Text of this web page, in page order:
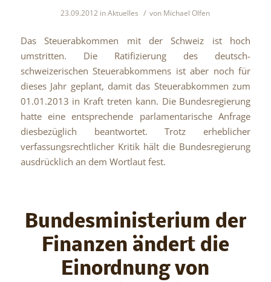
23.09.2012 inAktuelles / von Michael Olfen
Das Steuerabkommen mit der Schweiz ist hoch
umstritten. Die Ratifizierung des deutsch-
schweizerischen Steuerabkommens ist aber noch für
dieses Jahr geplant, damit das Steuerabkommen zum
01.01.2013 in Kraft treten kann. Die Bundesregierung
hatte eine entsprechende parlamentarische Anfrage
diesbezüglich beantwortet. Trotz erheblicher
verfassungsrechtlicher Kritik hält die Bundesregierung
ausdrücklich an dem Wortlaut fest.
Bundesministerium der
Finanzen ändert die
Einordnung von